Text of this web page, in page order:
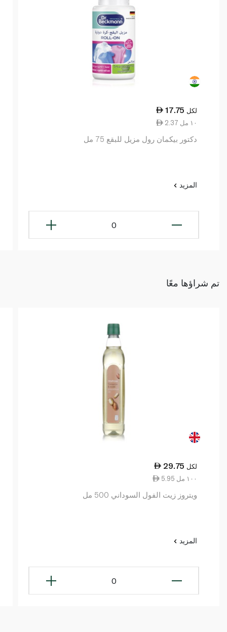
17.75 لكل
2.37 ١٠ مل
دكتور بيكمان رول مزيل للبقع 75 مل
المزيد
0
تم شراؤها معًا
29.75 لكل
5.95 ١٠٠ مل
ويتروز زيت الفول السوداني 500 مل
المزيد
0